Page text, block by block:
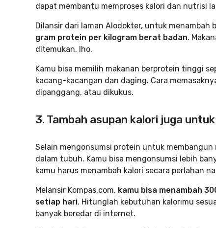
dapat membantu memproses kalori dan nutrisi
Dilansir dari laman Alodokter, untuk menambah
gram protein per kilogram berat badan.
ditemukan, lho.
Kamu bisa memilih makanan berprotein tinggi
kacang-kacangan dan daging. Cara
dipanggang, atau dikukus.
3. Tambah asupan kalori juga
Selain mengonsumsi protein untuk
dalam tubuh. Kamu bisa mengonsumsi lebih
kamu harus menambah kalori secara perlahan
Melansir Kompas.com, kamu bisa menambah
setiap hari. Hitunglah kebutuhan kalorimu
banyak beredar di internet.